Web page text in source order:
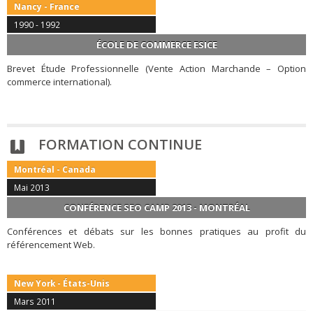
Nancy - France
1990 - 1992
ÉCOLE DE COMMERCE ESICE
Brevet Étude Professionnelle (Vente Action Marchande – Option
commerce international).
FORMATION CONTINUE
Montréal - Canada
Mai 2013
CONFÉRENCE SEO CAMP 2013 - MONTRÉAL
Conférences et débats sur les bonnes pratiques au profit du
référencement Web.
New York - États-Unis
Mars 2011